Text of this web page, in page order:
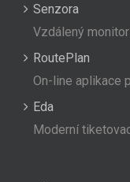
Senzora
Vzdálený
RoutePlan
On-line aplikace
Eda
Moderní